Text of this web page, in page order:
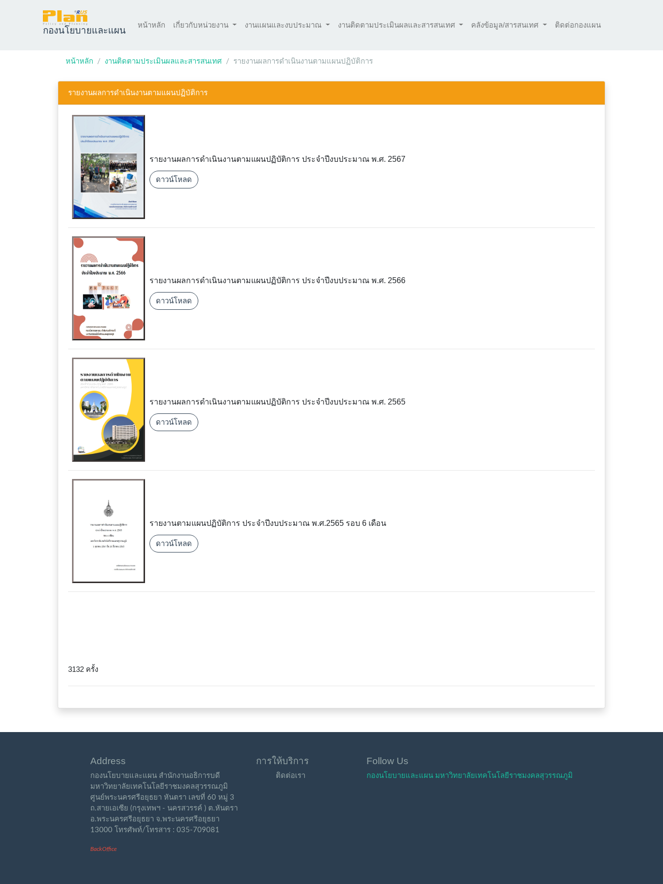
กองนโยบายและแผน
หน้าหลัก เกี่ยวกับหน่วยงาน งานแผนและงบประมาณ งานติดตามประเมินผลและสารสนเทศ คลังข้อมูล/สารสนเทศ ติดต่อกองแผน
หน้าหลัก งานติดตามประเมินผลและสารสนเทศ รายงานผลการดำเนินงานตามแผนปฏิบัติการ
รายงานผลการดำเนินงานตามแผนปฏิบัติการ
รายงานผลการดำเนินงานตามแผนปฏิบัติการ ประจำปีงบประมาณ พ.ศ. 2567
ดาวน์โหลด
รายงานผลการดำเนินงานตามแผนปฏิบัติการ ประจำปีงบประมาณ พ.ศ. 2566
ดาวน์โหลด
รายงานผลการดำเนินงานตามแผนปฏิบัติการ ประจำปีงบประมาณ พ.ศ. 2565
ดาวน์โหลด
รายงานตามแผนปฏิบัติการ ประจำปีงบประมาณ พ.ศ.2565 รอบ 6 เดือน
ดาวน์โหลด
3132 ครั้ง
Address
กองนโยบายและแผน สำนักงานอธิการบดี
มหาวิทยาลัยเทคโนโลยีราชมงคลสุวรรณภูมิ
ศูนย์พระนครศรีอยุธยา หันตรา เลขที่ 60 หมู่ 3
ถ.สายเอเซีย (กรุงเทพฯ - นครสวรรค์ ) ต.หันตรา
อ.พระนครศรีอยุธยา จ.พระนครศรีอยุธยา
13000 โทรศัพท์/โทรสาร : 035-709081
BackOffice
การให้บริการ
ติดต่อเรา
Follow Us
กองนโยบายและแผน มหาวิทยาลัยเทคโนโลยีราชมงคลสุวรรณภูมิ